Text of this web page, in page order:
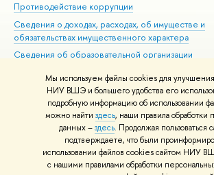
Мы используем файлы cookies для улучшения
НИУ ВШЭ и большего удобства его
подробную информацию об использовании
можно найти здесь, наши правила обработки
данных –здесь. Продолжая пользоваться
подтверждаете, что были
использовании файлов cookies сайтом НИУ
с нашими правилами обработки
Противодействие коррупции
Сведения о доходах, расходах, об имуществе и
обязательствах имущественного характера
Сведения об образовательной организации
Людям с ограниченными возможностями здоровья
Единая платежная страница
Работа в Вышке
© НИУ ВШЭ 1993–2026 Адреса и контакты
материалов Политика конфиденциальности